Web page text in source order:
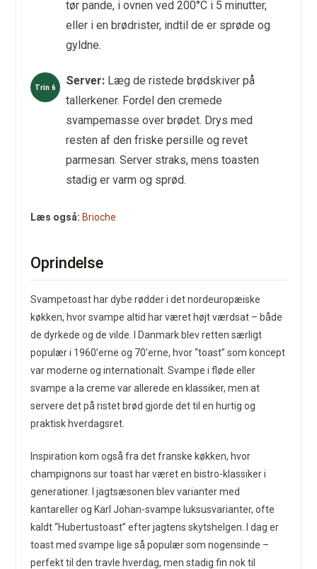
tør pande, i ovnen ved 200°C i 5 minutter,
eller i en brødrister, indtil de er sprøde og
gyldne.
Server:Læg de ristede brødskiver på
tallerkener. Fordel den cremede
svampemasse over brødet. Drys med
resten af den friske persille og revet
parmesan. Server straks, mens toasten
stadig er varm og sprød.
Læs også: Brioche
Oprindelse
Svampetoast har dybe rødder i det nordeuropæiske
køkken, hvor svampe altid har været højt værdsat – både
de dyrkede og de vilde. I Danmark blev retten særligt
populær i 1960’erne og 70’erne, hvor “toast” som koncept
var moderne og internationalt. Svampe i fløde eller
svampe a la creme var allerede en klassiker, men at
servere det på ristet brød gjorde det til en hurtig og
praktisk hverdagsret.
Inspiration kom også fra det franske køkken, hvor
champignons sur toast har været en bistro-klassiker i
generationer. I jagtsæsonen blev varianter med
kantareller og Karl Johan-svampe luksusvarianter, ofte
kaldt “Hubertustoast” efter jagtens skytshelgen. I dag er
toast med svampe lige så populær som nogensinde –
perfekt til den travle hverdag, men stadig fin nok til